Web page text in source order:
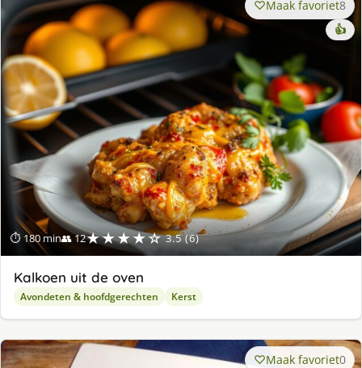
⏱ 180 min👥 12★★★★☆ 3.5 (6)
Maak favoriet8
👍
Kalkoen uit de oven
Avondeten & hoofdgerechten Kerst
Maak favoriet0